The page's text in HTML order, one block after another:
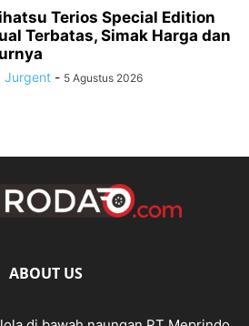
Terios Special Edition
Terbatas, Simak Harga dan
Jurgent - 5 Agustus 2026
ABOUT US